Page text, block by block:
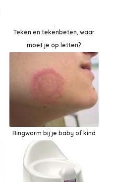
Teken en tekenbeten, waar
moet je op letten?
Ringworm bij je baby of kind